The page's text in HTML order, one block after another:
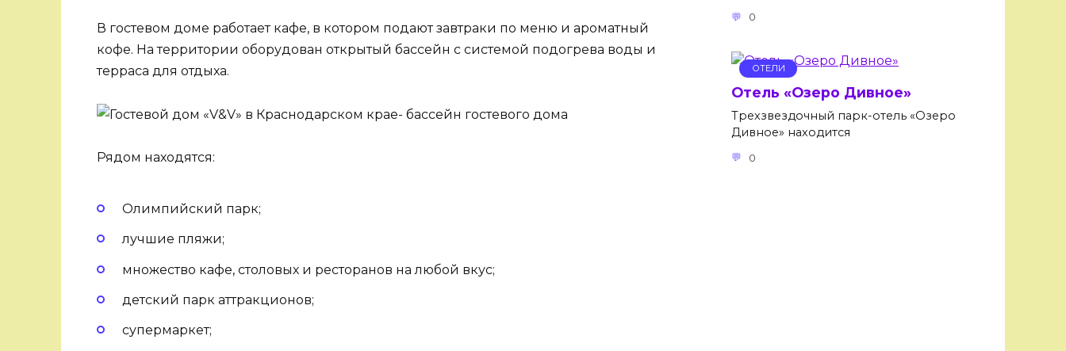
В гостевом доме работает кафе, в котором подают завтраки по меню и ароматный
кофе. На территории оборудован открытый бассейн с системой подогрева воды и
терраса для отдыха.
Рядом находятся:
Олимпийский парк;
лучшие пляжи;
множество кафе, столовых и ресторанов на любой вкус;
детский парк аттракционов;
супермаркет;
0
ОТЕЛИ
Отель «Озеро Дивное»
Трехзвездочный парк-отель «Озеро
Дивное» находится
0